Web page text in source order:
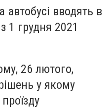
автобусі вводять в
1 грудня 2021
26 лютого,
у якому